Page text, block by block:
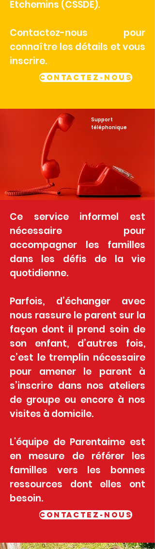
Etchemins (CSSDE).
Contactez-nous pour
connaître les détails et vous
inscrire.
CONTACTEZ-NOUS
Support
téléphonique
Ce service informel est
nécessaire pour
accompagner les familles
dans les défis de la vie
quotidienne.
Parfois, d’échanger avec
nous rassure le parent sur la
façon dont il prend soin de
son enfant, d’autres fois,
c’est le tremplin nécessaire
pour amener le parent à
s’inscrire dans nos ateliers
de groupe ou encore à nos
visites à domicile.
L'équipe de Parentaime est
en mesure de référer les
familles vers les bonnes
ressources dont elles ont
besoin.
CONTACTEZ-NOUS